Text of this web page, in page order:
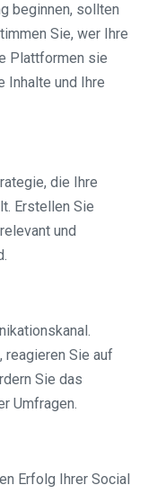
beginnen, sollten
Sie, wer Ihre
Plattformen sie
Inhalte und Ihre
die Ihre
Erstellen Sie
und
reagieren Sie auf
Sie das
Umfragen.
Erfolg Ihrer Social